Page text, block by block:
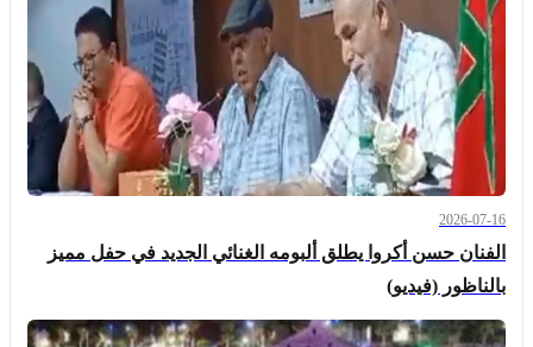
2026-07-16
الفنان حسن أكروا يطلق ألبومه الغنائي الجديد في حفل مميز
بالناظور (فيديو)